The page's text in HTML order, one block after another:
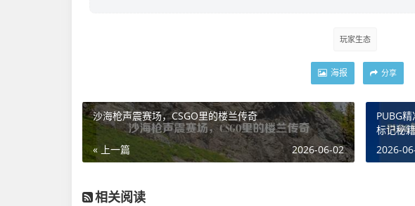
玩家生态
海报 分享
沙海枪声震赛场，CSGO里的楼兰传奇
« 上一篇 2026-06-02
PUBG
标记秘
2026-
相关阅读